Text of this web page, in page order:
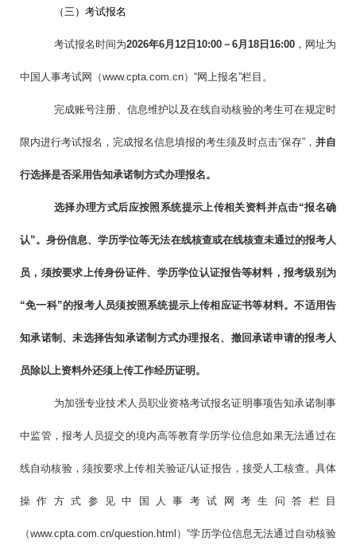
（三）考试报名
考试报名时间为2026年6月12日 10:00－6月18日 16:00 ，网址为
中国人事考试网（www.cpta.com.cn）“网上报名”栏目。
完成账号注册、信息维护以及在线自动核验的考生可在规定时
限内进行考试报名，完成报名信息填报的考生须及时点击“保存”， 并自
行选择是否采用告知承诺制方式办理报名。
选择办理方式后应按照系统提示上传相关资料并点击“报名确
认”。身份信息、学历学位等无法在线核查或在线核查未通过的报考人
员，须按要求上传身份证件、学历学位认证报告等材料， 报考级别为
“免一科”的报考人员须按照系统提示上传相应证书等材料。不适用告
知承诺制、未选择告知承诺制方式办理报名、撤回承诺申请的报考人
员除以上资料外还须上传工作经历证明。
为加强专业技术人员职业资格考试报名证明事项告知承诺制事
中监管，报考人员提交的境内高等教育学历学位信息如果无法通过在
线自动核验，须按要求上传相关验证/认证报告，接受人工核查。具体
操作方式参见中国人事考试网考生问答栏目
（www.cpta.com.cn/question.html）“学历学位信息无法通过自动核验